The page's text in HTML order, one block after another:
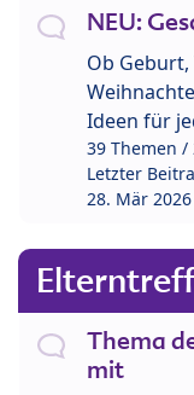
NEU:
Ob
Ideen für
39 Themen /
Letzter
28. Mär 2026
Thema
mit